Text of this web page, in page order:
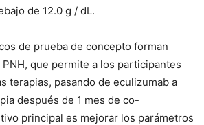
de 12.0 g / dL.
de prueba de concepto forman
que permite a los participantes
terapias, pasando de eculizumab a
después de 1 mes de co-
principal es mejorar los parámetros